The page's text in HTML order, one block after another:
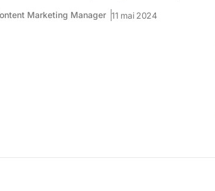
Marketing Manager 11 mai 2024